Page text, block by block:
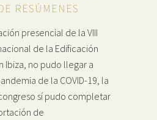
RESÚMENES
presencial de la VIII
de la Edificación
Ibiza, no pudo llegar a
de la COVID-19, la
sí pudo completar
de